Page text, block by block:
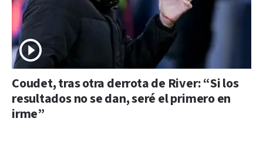
Coudet, tras otra derrota de River: “Si los
resultados no se dan, seré el primero en
irme”